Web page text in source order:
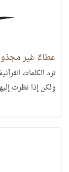
عطاءٌ غير
ترد الكلمات
ولكن إذا نظرت